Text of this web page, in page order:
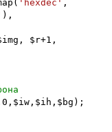
'hexdec' ,
),
$r+1,